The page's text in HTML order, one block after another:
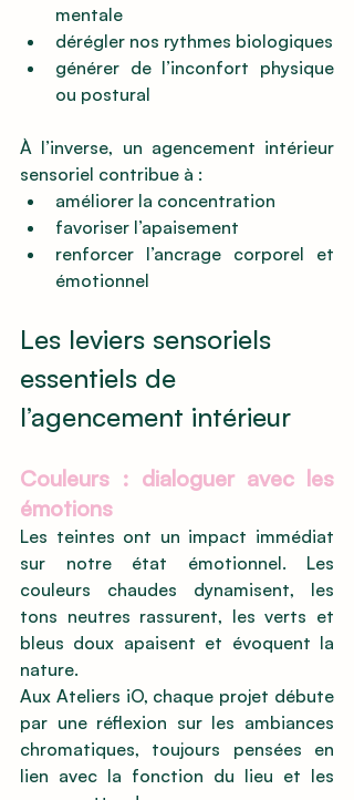
mentale
dérégler nos rythmes biologiques
générer de l’inconfort physique
ou postural
À l’inverse, un agencement intérieur
sensoriel contribue à :
améliorer la concentration
favoriser l’apaisement
renforcer l’ancrage corporel et
émotionnel
Les leviers sensoriels
essentiels de
l’agencement intérieur
Couleurs : dialoguer avec les
émotions
Les teintes ont un impact immédiat
sur notre état émotionnel. Les
couleurs chaudes dynamisent, les
tons neutres rassurent, les verts et
bleus doux apaisent et évoquent la
nature.
Aux Ateliers iO, chaque projet débute
par une réflexion sur les ambiances
chromatiques, toujours pensées en
lien avec la fonction du lieu et les